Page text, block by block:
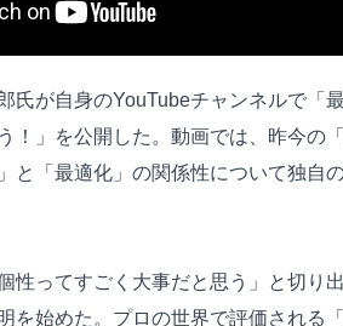
氏が自身のYouTubeチャンネルで「
！」を公開した。動画では、昨今の
と「最適化」の関係性について独自
性ってすごく大事だと思う」と切り
を始めた。プロの世界で評価される